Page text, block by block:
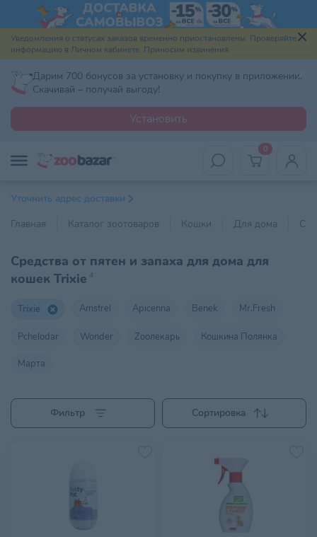
Уведомления о статусах заказов временно приостановлены. Проверяйте
информацию в Личном кабинете. Приносим извинения.
Дарим 700 бонусов за установку и покупку в приложении.
Скачивай – получай выгоду!
Установить
0
Уточнить адрес доставки
Главная
Каталог зоотоваров Кошки Для дома
Средства от пятен и запаха для дома для
кошек Trixie 4
Trixie Amstrel Apicenna Benek Mr.Fresh
Pchelodar Wonder Zooлекарь Кошкина Полянка
Марта
Фильтр Сортировка